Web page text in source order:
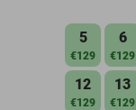
5
€129
6
€129
12
€129
13
€129